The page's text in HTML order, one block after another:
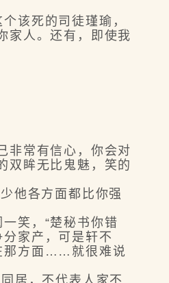
该死的司徒瑾瑜，
家人。还有，即使我
非常有信心，你会对
双眸无比鬼魅，笑的
他各方面都比你强
笑，“楚秘书你错
家产，可是轩不
那方面……就很难说
居，不代表人家不